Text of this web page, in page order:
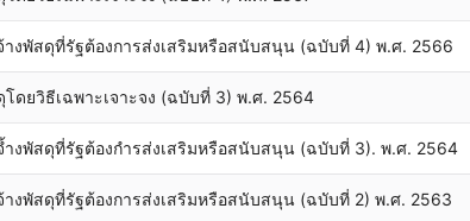
งพัสดุที่รัฐต้องการส่งเสริมหรือสนับสนุน (ฉบับที่ 4) พ.ศ. 2566
ดยวิธีเฉพาะเจาะจง (ฉบับที่ 3) พ.ศ. 2564
งพัสดุที่รัฐต้องกำรส่งเสริมหรือสนับสนุน (ฉบับที่ 3). พ.ศ. 2564
งพัสดุที่รัฐต้องการส่งเสริมหรือสนับสนุน (ฉบับที่ 2) พ.ศ. 2563